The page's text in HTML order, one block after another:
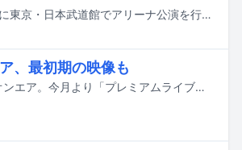
藤井フミヤが10⽉10⽇に大阪・⼤阪城ホール、10月17、18日に東京・⽇本武道館でアリーナ公演を行う。
、最初期の映像も
BS10プレミアムがチェッカーズのライブ映像を3カ月連続でオンエア。今月より「プレミアムライブ：チェッカーズスペシャル」と題し、1985年と1992年に開催された2つのツアーの模様が放送される。